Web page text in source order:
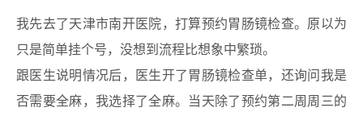
我先去了天津市南开医院，打算预约胃肠镜检查。原以为
只是简单挂个号，没想到流程比想象中繁琐。
跟医生说明情况后，医生开了胃肠镜检查单，还询问我是
否需要全麻，我选择了全麻。当天除了预约第二周周三的